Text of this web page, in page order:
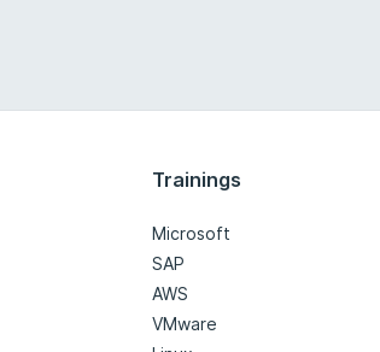
Trainings
Microsoft
SAP
AWS
VMware